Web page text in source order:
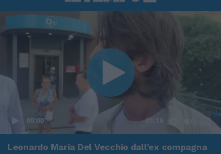
00:00 01:16
Leonardo Maria Del Vecchio dall'ex compagna